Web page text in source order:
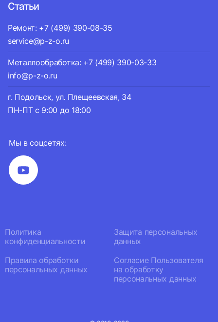
Мы в соцсетях:
Статьи
Ремонт: +7 (499) 390-08-35
service@p-z-o.ru
Металлообработка: +7 (499) 390-03-33
info@p-z-o.ru
г. Подольск, ул. Плещеевская, 34
ПН-ПТ с 9:00 до 18:00
Политика
конфиденциальности
Защита персональных
данных
Правила обработки
персональных данных
Согласие Пользователя
на обработку
персональных данных